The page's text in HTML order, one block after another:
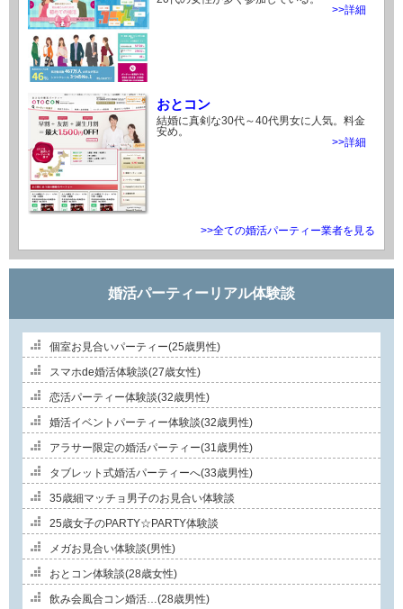
>>詳細
おとコン
結婚に真剣な30代～40代男女に人気。料金
安め。
>>詳細
>>全ての婚活パーティー業者を見る
婚活パーティーリアル体験談
個室お見合いパーティー(25歳男性)
スマホde婚活体験談(27歳女性)
恋活パーティー体験談(32歳男性)
婚活イベントパーティー体験談(32歳男性)
アラサー限定の婚活パーティー(31歳男性)
タブレット式婚活パーティーへ(33歳男性)
35歳細マッチョ男子のお見合い体験談
25歳女子のPARTY☆PARTY体験談
メガお見合い体験談(男性)
おとコン体験談(28歳女性)
飲み会風合コン婚活…(28歳男性)